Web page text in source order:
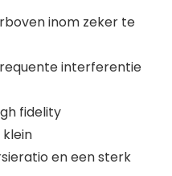
inom zeker te
interferentie
fidelity
en een sterk